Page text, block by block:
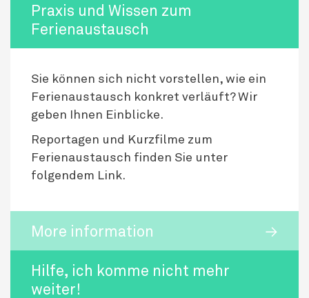
Praxis und Wissen zum
Ferienaustausch
Sie können sich nicht vorstellen, wie ein
Ferienaustausch konkret verläuft? Wir
geben Ihnen Einblicke.
Reportagen und Kurzfilme zum
Ferienaustausch finden Sie unter
folgendem Link.
More information
Hilfe, ich komme nicht mehr
weiter!